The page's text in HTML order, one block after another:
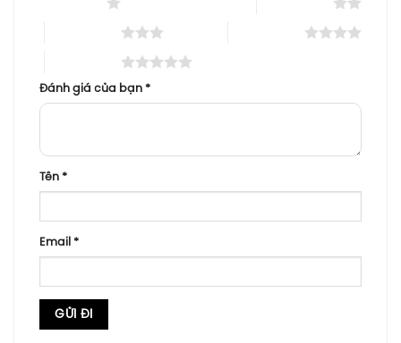
Đánh giá của bạn *
Tên *
Email *